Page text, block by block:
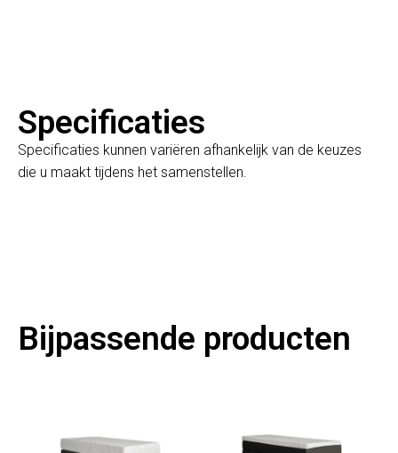
Specificaties
Specificaties kunnen variëren afhankelijk van de keuzes
die u maakt tijdens het samenstellen.
Bijpassende producten